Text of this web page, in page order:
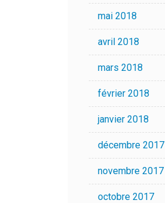
mai 2018
avril 2018
mars 2018
février 2018
janvier 2018
décembre 2017
novembre 2017
octobre 2017